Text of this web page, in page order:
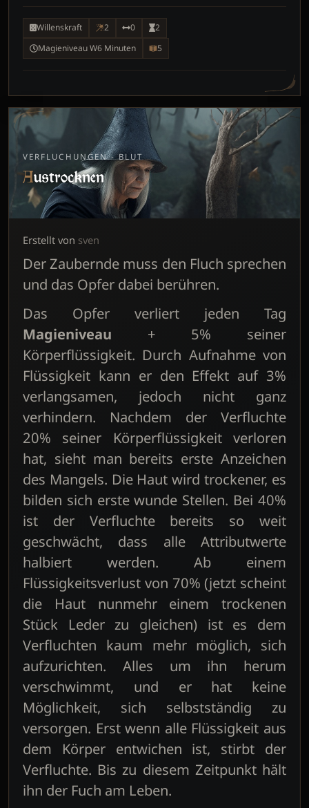
Willenskraft 2 0
2
Magieniveau W6 Minuten
5
VERFLUCHUNGEN - BLUT
Austrocknen
Erstellt von sven
Der Zaubernde muss den Fluch sprechen
und das Opfer dabei berühren.
Das Opfer verliert jeden Tag
Magieniveau + 5% seiner
Körperflüssigkeit. Durch Aufnahme von
Flüssigkeit kann er den Effekt auf 3%
verlangsamen, jedoch nicht ganz
verhindern. Nachdem der Verfluchte
20% seiner Körperflüssigkeit verloren
hat, sieht man bereits erste Anzeichen
des Mangels. Die Haut wird trockener, es
bilden sich erste wunde Stellen. Bei 40%
ist der Verfluchte bereits so weit
geschwächt, dass alle Attributwerte
halbiert werden. Ab einem
Flüssigkeitsverlust von 70% (jetzt scheint
die Haut nunmehr einem trockenen
Stück Leder zu gleichen) ist es dem
Verfluchten kaum mehr möglich, sich
aufzurichten. Alles um ihn herum
verschwimmt, und er hat keine
Möglichkeit, sich selbstständig zu
versorgen. Erst wenn alle Flüssigkeit aus
dem Körper entwichen ist, stirbt der
Verfluchte. Bis zu diesem Zeitpunkt hält
ihn der Fuch am Leben.